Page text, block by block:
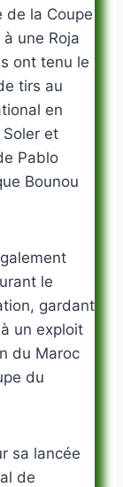
de la Coupe
une Roja
ont tenu le
tirs au
en
et
Pablo
Bounou
le
gardant
un exploit
du Maroc
du
sa lancée
de